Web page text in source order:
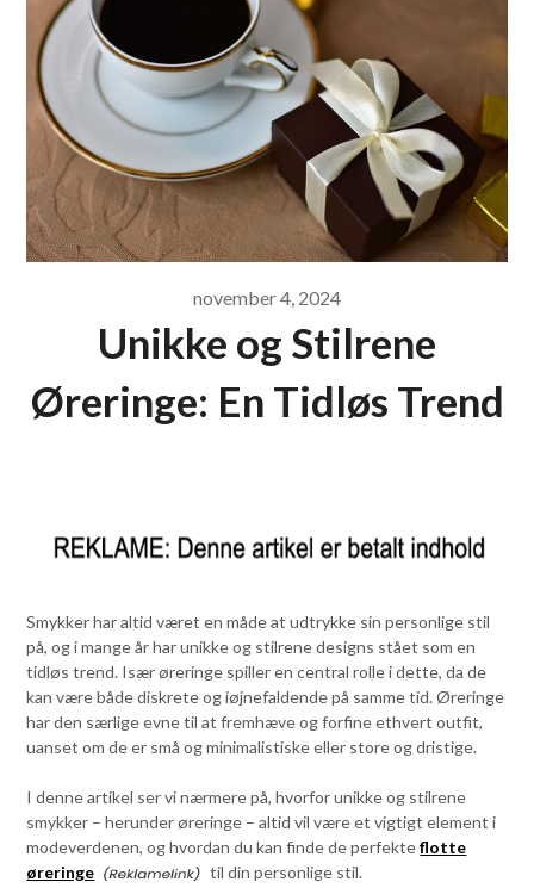
november 4, 2024
Unikke og Stilrene
Øreringe: En Tidløs Trend
Smykker har altid været en måde at udtrykke sin personlige stil
på, og i mange år har unikke og stilrene designs stået som en
tidløs trend. Især øreringe spiller en central rolle i dette, da de
kan være både diskrete og iøjnefaldende på samme tid. Øreringe
har den særlige evne til at fremhæve og forfine ethvert outfit,
uanset om de er små og minimalistiske eller store og dristige.
I denne artikel ser vi nærmere på, hvorfor unikke og stilrene
smykker – herunder øreringe – altid vil være et vigtigt element i
modeverdenen, og hvordan du kan finde de perfekteflotte
øreringe
til din personlige stil.